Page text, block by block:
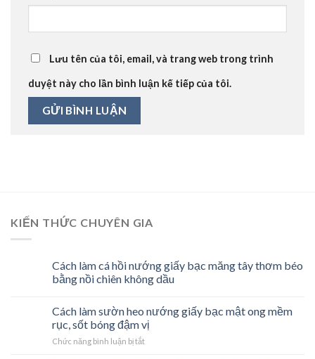
Lưu tên của tôi, email, và trang web trong trình
duyệt này cho lần bình luận kế tiếp của tôi.
KIẾN THỨC CHUYÊN GIA
Cách làm cá hồi nướng giấy bạc măng tây thơm béo
bằng nồi chiên không dầu
Cách làm sườn heo nướng giấy bạc mật ong mềm
rục, sốt bóng đậm vị
Chức năng bình luận bị tắtở